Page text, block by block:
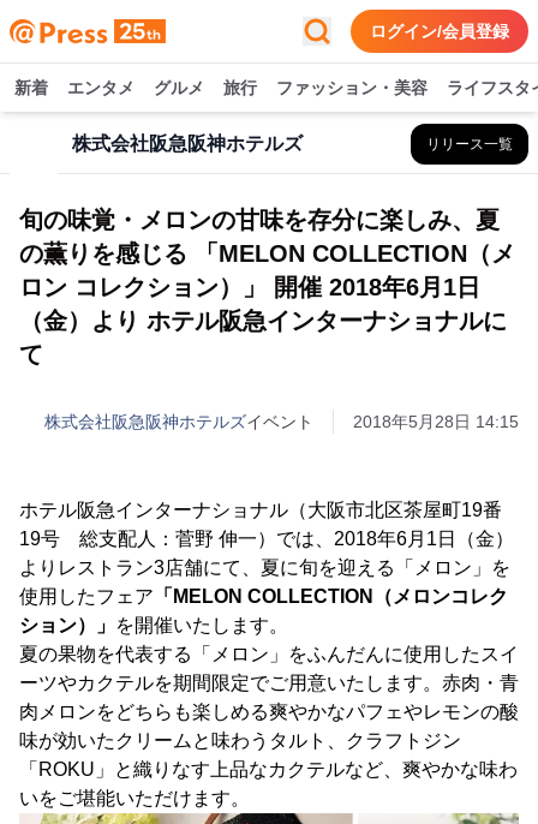
ログイン/会員登録
新着 エンタメ グルメ 旅行 ファッション・美容 ライフスタ
株式会社阪急阪神ホテルズ リリース一覧
旬の味覚・メロンの甘味を存分に楽しみ、夏
の薫りを感じる 「MELON COLLECTION（メ
ロン コレクション）」 開催 2018年6月1日
（金）より ホテル阪急インターナショナルに
て
株式会社阪急阪神ホテルズイベント 2018年5月28日 14:15
ホテル阪急インターナショナル（大阪市北区茶屋町19番
19号 総支配人：菅野 伸一）では、2018年6月1日（金）
よりレストラン3店舗にて、夏に旬を迎える「メロン」を
使用したフェア 「MELON COLLECTION（メロンコレク
ション）」 を開催いたします。
夏の果物を代表する「メロン」をふんだんに使用したスイ
ーツやカクテルを期間限定でご用意いたします。赤肉・青
肉メロンをどちらも楽しめる爽やかなパフェやレモンの酸
味が効いたクリームと味わうタルト、クラフトジン
「ROKU」と織りなす上品なカクテルなど、爽やかな味わ
いをご堪能いただけます。